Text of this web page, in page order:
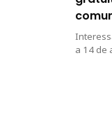
a 14 de